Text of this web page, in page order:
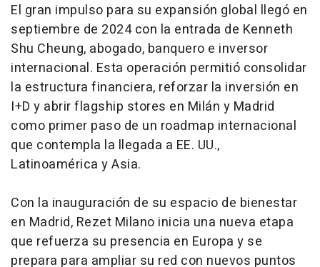
El gran impulso para su expansión global llegó en
septiembre de 2024 con la entrada de Kenneth
Shu Cheung, abogado, banquero e inversor
internacional. Esta operación permitió consolidar
la estructura financiera, reforzar la inversión en
I+D y abrir flagship stores en Milán y Madrid
como primer paso de un roadmap internacional
que contempla la llegada a EE. UU.,
Latinoamérica y Asia.
Con la inauguración de su espacio de bienestar
en Madrid, Rezet Milano inicia una nueva etapa
que refuerza su presencia en Europa y se
prepara para ampliar su red con nuevos puntos